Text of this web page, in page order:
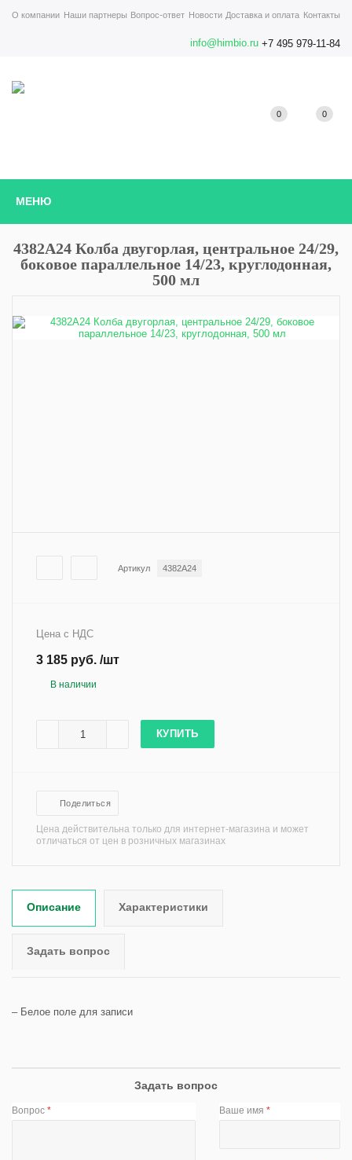
О компании Наши партнеры Вопрос-ответ Новости Доставка и оплата Контакты
info@himbio.ru +7 495 979-11-84
МЕНЮ
0 0
4382A24 Колба двугорлая, центральное 24/29,
боковое параллельное 14/23, круглодонная,
500 мл
Артикул 4382A24
Цена с НДС
3 185 руб. /шт
В наличии
КУПИТЬ
Поделиться
Цена действительна только для интернет-магазина и может
отличаться от цен в розничных магазинах
Описание Характеристики
Задать вопрос
– Белое поле для записи
Задать вопрос
Вопрос * Ваше имя*